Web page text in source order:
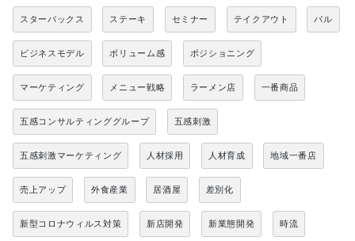
スターバックス ステーキ セミナー テイクアウト バル
ビジネスモデル ボリューム感 ポジショニング
マーケティング メニュー戦略 ラーメン店 一番商品
五感コンサルティンググループ 五感刺激
五感刺激マーケティング 人材採用 人材育成 地域一番店
売上アップ 外食産業 居酒屋 差別化
新型コロナウィルス対策 新店開発 新業態開発 時流